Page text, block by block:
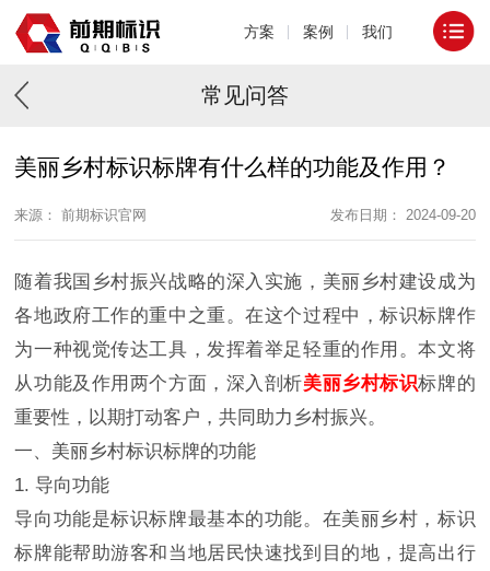
方案 案例 我们
常见问答
美丽乡村标识标牌有什么样的功能及作用？
来源： 前期标识官网 发布日期： 2024-09-20
随着我国乡村振兴战略的深入实施，美丽乡村建设成为
各地政府工作的重中之重。在这个过程中，标识标牌作
为一种视觉传达工具，发挥着举足轻重的作用。本文将
从功能及作用两个方面，深入剖析美丽乡村标识标牌的
重要性，以期打动客户，共同助力乡村振兴。
一、美丽乡村标识标牌的功能
1. 导向功能
导向功能是标识标牌最基本的功能。在美丽乡村，标识
标牌能帮助游客和当地居民快速找到目的地，提高出行